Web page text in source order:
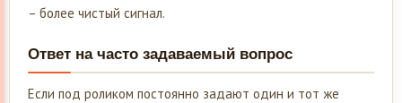
– более чистый сигнал.
Ответ на часто задаваемый вопрос
Если под роликом постоянно задают один и тот же